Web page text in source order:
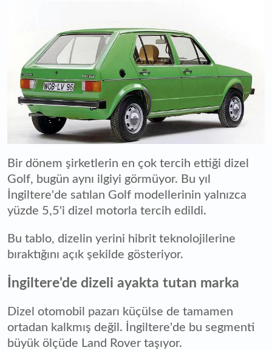
Bir dönem şirketlerin en çok tercih ettiği dizel
Golf, bugün aynı ilgiyi görmüyor. Bu yıl
İngiltere'de satılan Golf modellerinin yalnızca
yüzde 5,5'i dizel motorla tercih edildi.
Bu tablo, dizelin yerini hibrit teknolojilerine
bıraktığını açık şekilde gösteriyor.
İngiltere'de dizeli ayakta tutan marka
Dizel otomobil pazarı küçülse de tamamen
ortadan kalkmış değil. İngiltere'de bu segmenti
büyük ölçüde Land Rover taşıyor.